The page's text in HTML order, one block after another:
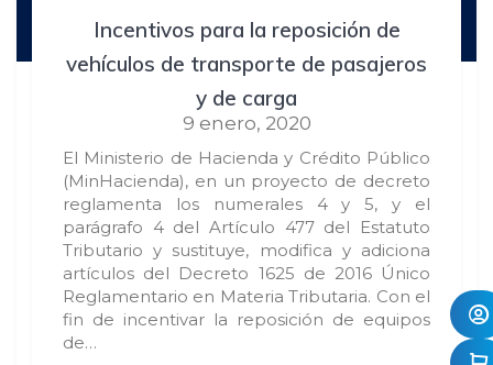
Incentivos para la reposición de
vehículos de transporte de pasajeros
y de carga
9 enero, 2020
El Ministerio de Hacienda y Crédito Público
(MinHacienda), en un proyecto de decreto
reglamenta los numerales 4 y 5, y el
parágrafo 4 del Artículo 477 del Estatuto
Tributario y sustituye, modifica y adiciona
artículos del Decreto 1625 de 2016 Único
Reglamentario en Materia Tributaria. Con el
fin de incentivar la reposición de equipos
de…